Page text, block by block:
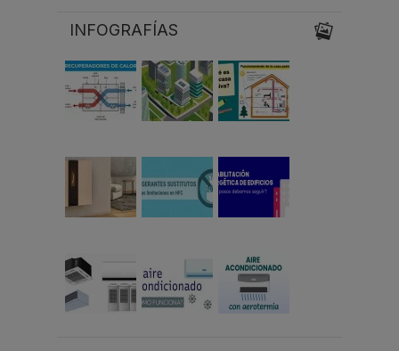
INFOGRAFÍAS